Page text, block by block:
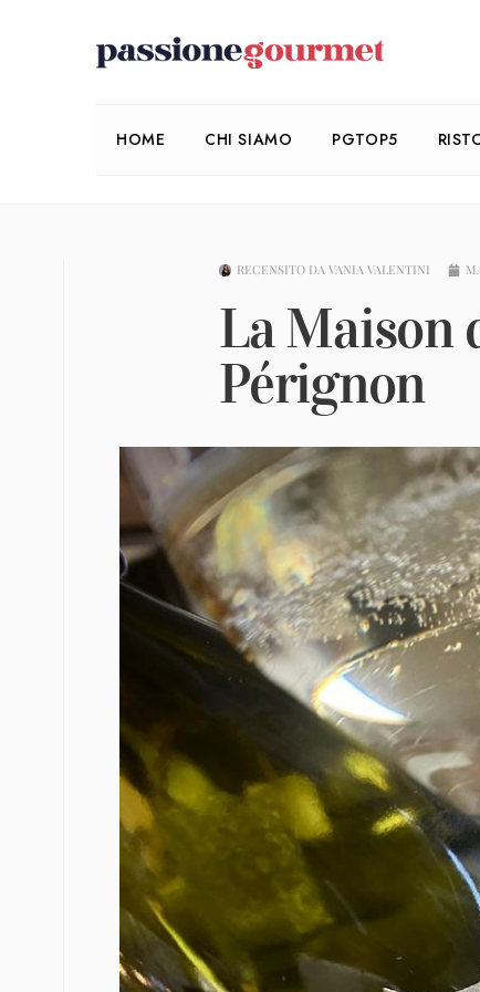
HOME CHI SIAMO PGTOP5
RECENSITO DA VANIA VALENTINI
La Maison
Pérignon